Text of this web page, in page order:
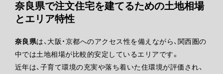
奈良県で注文住宅を建てるための土地相場
とエリア特性
奈良県は、大阪・京都へのアクセス性を備えながら、関西圏の
中では土地相場が比較的安定しているエリアです。
近年は、子育て環境の充実や落ち着いた住環境が評価され、